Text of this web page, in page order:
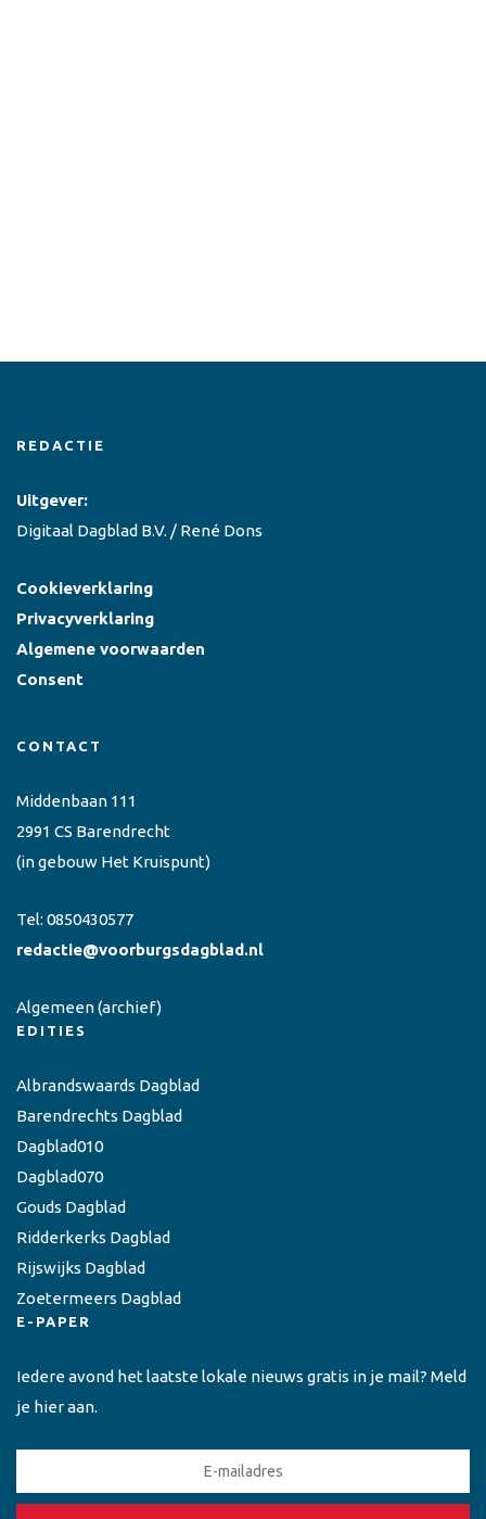
REDACTIE
Uitgever:
Digitaal Dagblad B.V. / René Dons
Cookieverklaring
Privacyverklaring
Algemene voorwaarden
Consent
CONTACT
Middenbaan 111
2991 CS Barendrecht
(in gebouw Het Kruispunt)
Tel: 0850430577
redactie@voorburgsdagblad.nl
Algemeen(archief)
EDITIES
Albrandswaards Dagblad
Barendrechts Dagblad
Dagblad010
Dagblad070
Gouds Dagblad
Ridderkerks Dagblad
Rijswijks Dagblad
Zoetermeers Dagblad
E-PAPER
Iedere avond het laatste lokale nieuws gratis in je mail? Meld
je hier aan.